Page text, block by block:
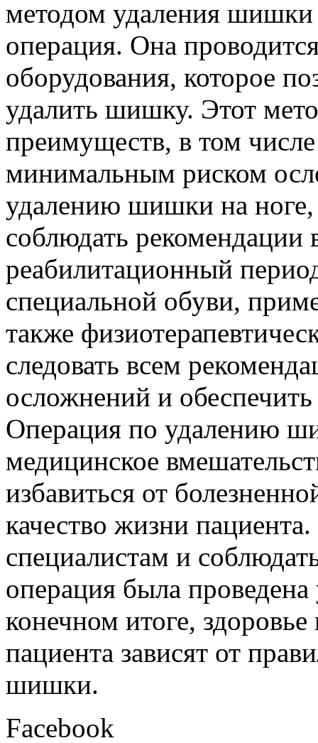
методом удаления шишки
операция. Она
оборудования, которое
удалить шишку. Этот
преимуществ, в том
минимальным риском
удалению шишки на
соблюдать рекомендации
реабилитационный
специальной обуви,
также
следовать всем
осложнений и
Операция по удалению
медицинское
избавиться от
качество жизни
специалистам и
операция была
конечном итоге,
пациента зависят от
шишки.
Facebook